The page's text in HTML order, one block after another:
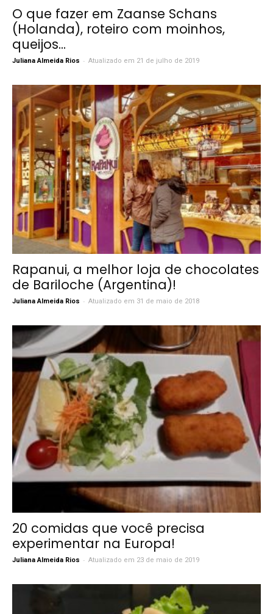
O que fazer em Zaanse Schans
(Holanda), roteiro com moinhos,
queijos...
Juliana Almeida Rios - Atualizado em 21 de julho de 2019
Rapanui, a melhor loja de chocolates
de Bariloche (Argentina)!
Juliana Almeida Rios - Atualizado em 31 de maio de 2018
20 comidas que você precisa
experimentar na Europa!
Juliana Almeida Rios - Atualizado em 23 de maio de 2019